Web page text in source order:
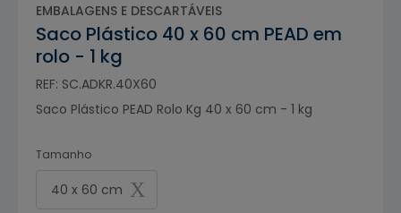
EMBALAGENS E DESCARTÁVEIS
Saco Plástico 40 x 60 cm PEAD em
rolo - 1 kg
REF: SC.ADKR.40X60
Saco Plástico PEAD Rolo Kg 40 x 60 cm - 1 kg
Tamanho
40 x 60 cm